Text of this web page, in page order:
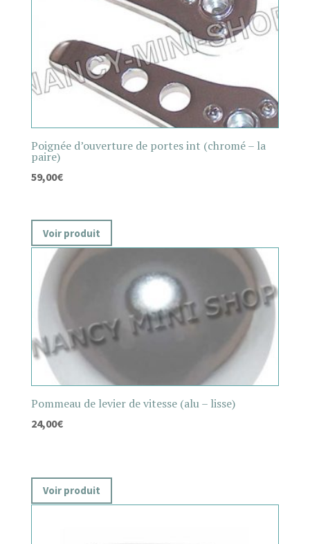
Poignée d’ouverture de portes int (chromé – la
paire)
59,00€
Voir produit
Pommeau de levier de vitesse (alu – lisse)
24,00€
Voir produit